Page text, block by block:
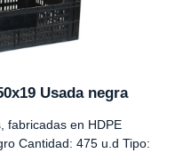
Usada negra
fabricadas en HDPE
Cantidad: 475 u.d Tipo: